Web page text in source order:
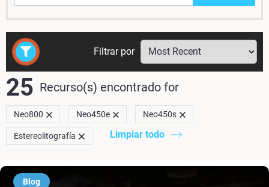
25 Recurso(s) encontrado for
Neo800 Neo450e Neo450s
Estereolitografía Limpiar todo
Filtrar por
Blog